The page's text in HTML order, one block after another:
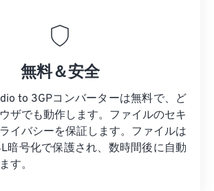
無料＆安全
to 3GPコンバーターは無料で、ど
ザでも動作します。ファイルのセキ
イバシーを保証します。ファイルは
暗号化で保護され、数時間後に自動
す。